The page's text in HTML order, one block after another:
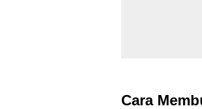
Cara